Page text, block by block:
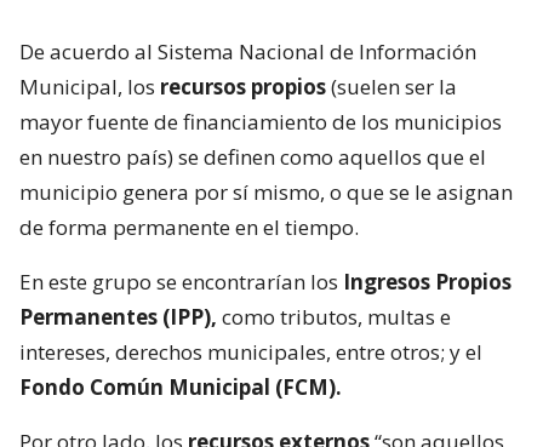
De acuerdo al Sistema Nacional de Información
Municipal, los recursos propios(suelen ser la
mayor fuente de financiamiento de los municipios
en nuestro país) se definen como aquellos que el
municipio genera por sí mismo, o que se le asignan
de forma permanente en el tiempo.
En este grupo se encontrarían los Ingresos Propios
Permanentes (IPP), como tributos, multas e
intereses, derechos municipales, entre otros; y el
Fondo Común Municipal (FCM).